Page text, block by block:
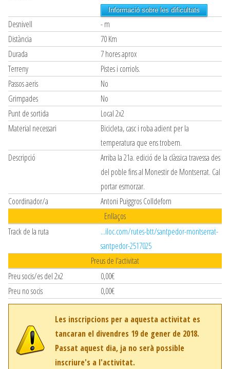
Informació sobre les dificultats
Desnivell
- m
Distància
70 Km
Durada
7 hores aprox
Terreny
Pistes i corriols.
Passos aeris
No
Grimpades
No
Punt de sortida
Local 2x2
Material necessari
Bicicleta, casc i roba adient per la
temperatura que ens trobem.
Descripció
Arriba la 21a. edició de la clàssica travessa des
del poble fins al Monestir de Montserrat. Cal
portar esmorzar.
Coordinador/a
Antoni Puiggros Colldeforn
Enllaços
Track de la ruta
...iloc.com/rutes-btt/santpedor-montserrat-
santpedor-2517025
Preus de l'activitat
Preu socis/es del 2x2
0,00€
Preu no socis
0,00€
Les inscripcions per a aquesta activitat es
tancaran el divendres 19 de gener de 2018.
Passat aquest dia, ja no serà possible
inscriure's a l'activitat.